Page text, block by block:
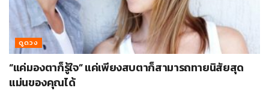
ดูดวง
“แค่มองตาก็รู้ใจ” แค่เพียงสบตาก็สามารถทายนิสัยสุด
แม่นของคุณได้